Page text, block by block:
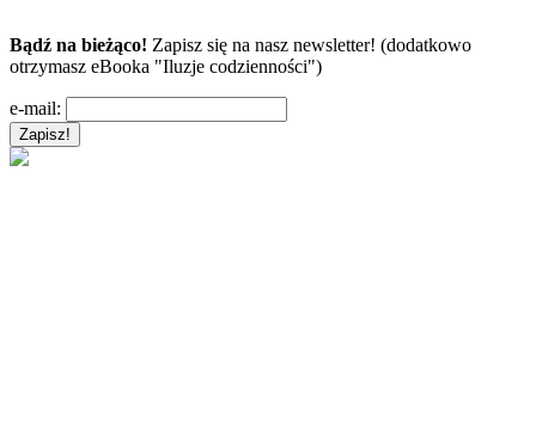
Bądź na bieżąco! Zapisz się na nasz newsletter! (dodatkowo
otrzymasz eBooka "Iluzje codzienności")
e-mail: